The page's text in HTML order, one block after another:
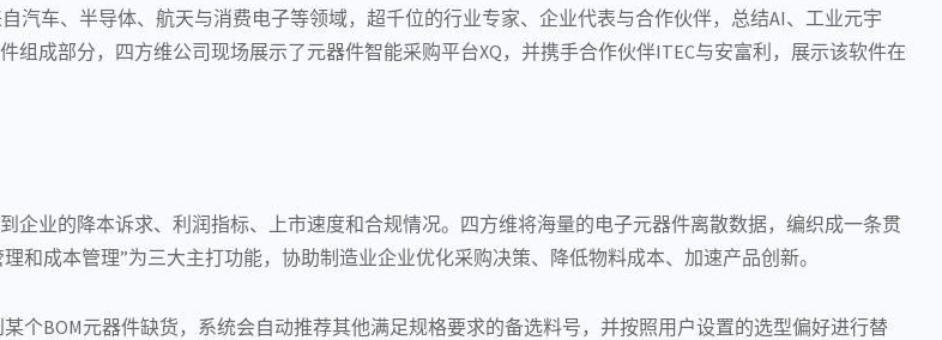
汽车、半导体、航天与消费电子等领域，超千位的行业专家、企业代表与合作伙伴，总结AI、工业元宇
成部分，四方维公司现场展示了元器件智能采购平台XQ，并携手合作伙伴ITEC与安富利，展示该软件在
业的降本诉求、利润指标、上市速度和合规情况。四方维将海量的电子元器件离散数据，编织成一条贯
和成本管理”为三大主打功能，协助制造业企业优化采购决策、降低物料成本、加速产品创新。
个BOM元器件缺货，系统会自动推荐其他满足规格要求的备选料号，并按照用户设置的选型偏好进行替